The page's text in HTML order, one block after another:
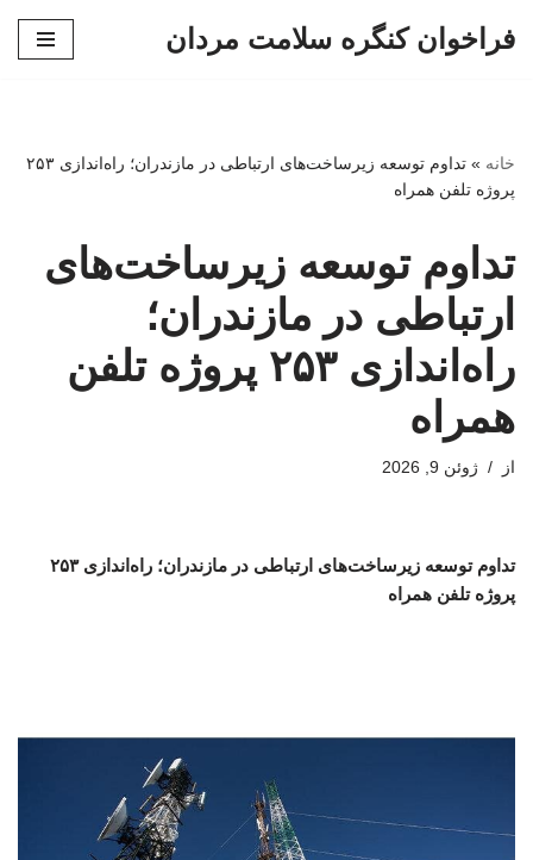
فراخوان کنگره سلامت مردان
خانه »
تداوم توسعه زیرساخت‌های ارتباطی در مازندران؛ راه‌اندازی ۲۵۳
پروژه تلفن همراه
تداوم توسعه زیرساخت‌های
ارتباطی در مازندران؛
راه‌اندازی ۲۵۳ پروژه تلفن
همراه
از ژوئن 9, 2026
تداوم توسعه زیرساخت‌های ارتباطی در مازندران؛ راه‌اندازی ۲۵۳
پروژه تلفن همراه